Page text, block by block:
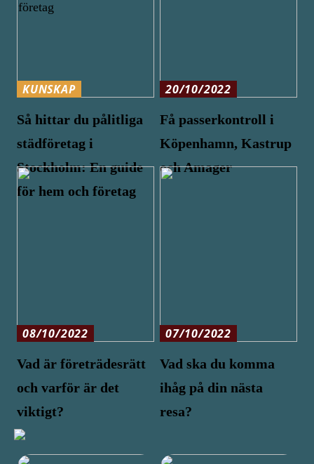
KUNSKAP
Så hittar du pålitliga
städföretag i
Stockholm: En guide
för hem och företag
20/10/2022
Få passerkontroll i
Köpenhamn, Kastrup
och Amager
08/10/2022
Vad är företrädesrätt
och varför är det
viktigt?
07/10/2022
Vad ska du komma
ihåg på din nästa
resa?